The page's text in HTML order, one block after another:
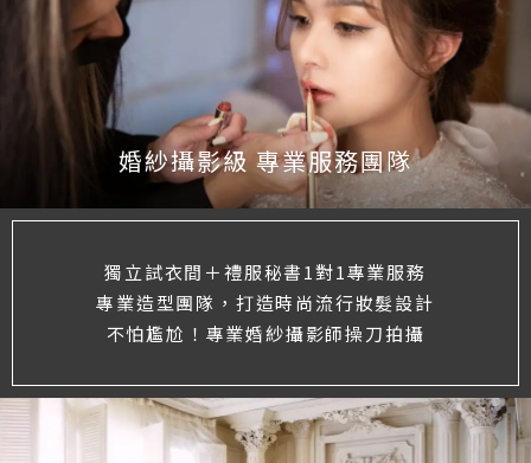
婚紗攝影級 專業服務團隊
獨立試衣間＋禮服秘書1對1專業服務
專業造型團隊，打造時尚流行妝髮設計
不怕尷尬！專業婚紗攝影師操刀拍攝